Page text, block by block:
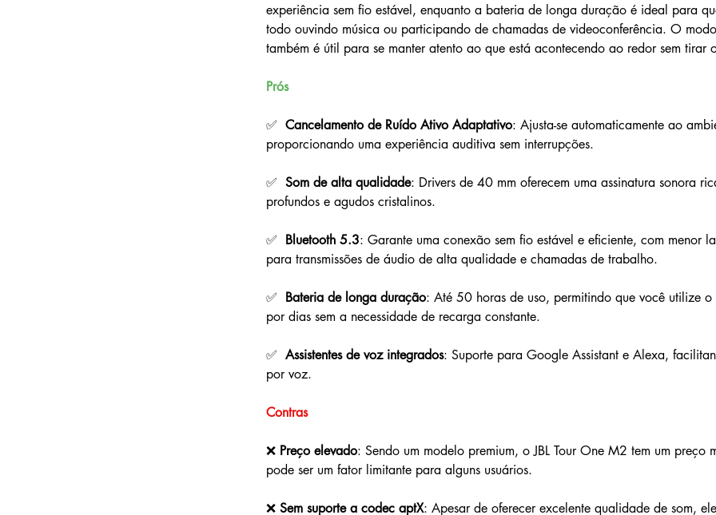
experiência sem fio estável, enquanto a bateria de longa duração é ideal para
todo ouvindo música ou participando de chamadas de videoconferência. O
também é útil para se manter atento ao que está acontecendo ao redor sem tirar
Prós
✅ Cancelamento de Ruído Ativo Adaptativo: Ajusta-se automaticamente ao
proporcionando uma experiência auditiva sem interrupções.
✅ Som de alta qualidade: Drivers de 40 mm oferecem uma assinatura sonora
profundos e agudos cristalinos.
✅ Bluetooth 5.3: Garante uma conexão sem fio estável e eficiente, com menor
para transmissões de áudio de alta qualidade e chamadas de trabalho.
✅ Bateria de longa duração: Até 50 horas de uso, permitindo que você utilize
por dias sem a necessidade de recarga constante.
✅ Assistentes de voz integrados: Suporte para Google Assistant e Alexa,
por voz.
Contras
❌ Preço elevado: Sendo um modelo premium, o JBL Tour One M2 tem um preço
pode ser um fator limitante para alguns usuários.
❌ Sem suporte a codec aptX: Apesar de oferecer excelente qualidade de som,